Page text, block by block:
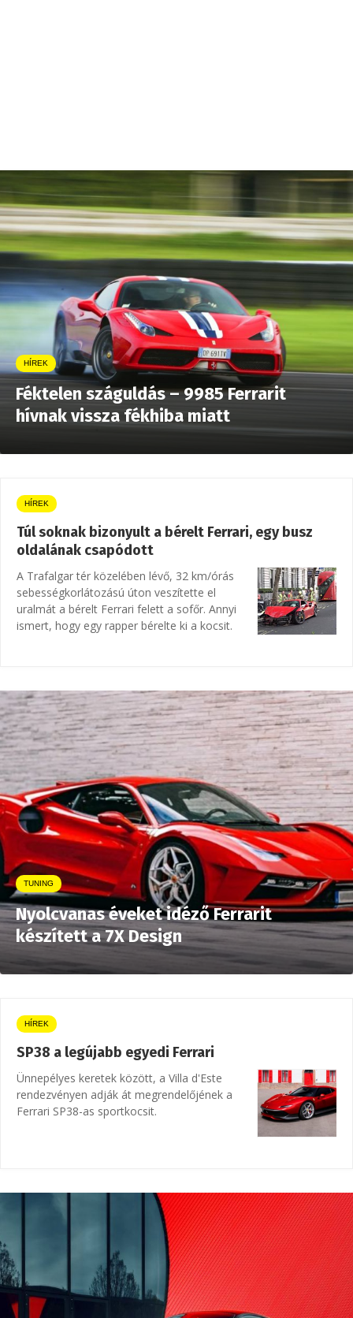
HÍREK
Féktelen száguldás – 9985 Ferrarit
hívnak vissza fékhiba miatt
HÍREK
Túl soknak bizonyult a bérelt Ferrari, egy busz
oldalának csapódott
A Trafalgar tér közelében lévő, 32 km/órás
sebességkorlátozású úton veszítette el
uralmát a bérelt Ferrari felett a sofőr. Annyi
ismert, hogy egy rapper bérelte ki a kocsit.
TUNING
Nyolcvanas éveket idéző Ferrarit
készített a 7X Design
HÍREK
SP38 a legújabb egyedi Ferrari
Ünnepélyes keretek között, a Villa d'Este
rendezvényen adják át megrendelőjének a
Ferrari SP38-as sportkocsit.